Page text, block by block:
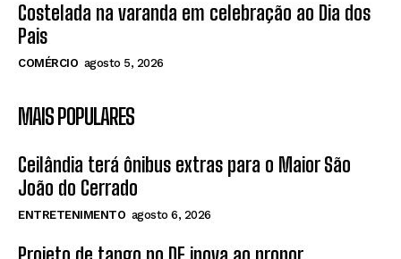
Costelada na varanda em celebração ao Dia dos
Pais
COMÉRCIO agosto 5, 2026
MAIS POPULARES
Ceilândia terá ônibus extras para o Maior São
João do Cerrado
ENTRETENIMENTO agosto 6, 2026